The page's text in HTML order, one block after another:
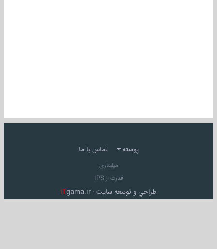
پوسته تماس با ما
میلیتاری
قدرت از IPS
طراحي و توسعه سايت - iTgama.ir